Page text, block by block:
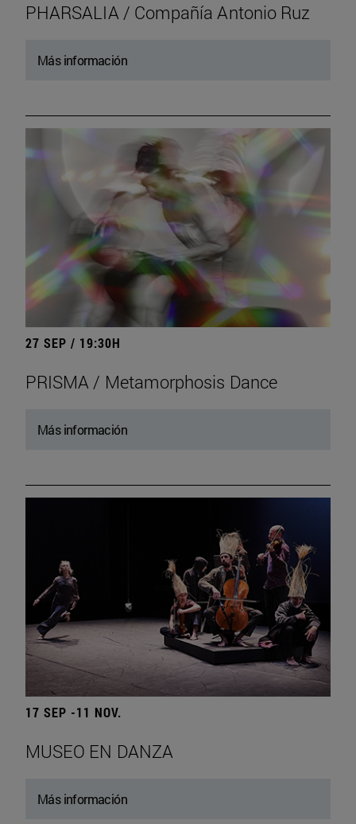
PHARSALIA / Compañía Antonio Ruz
Más información
27 SEP / 19:30H
PRISMA / Metamorphosis Dance
Más información
17 SEP -11 NOV.
MUSEO EN DANZA
Más información